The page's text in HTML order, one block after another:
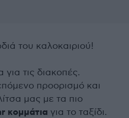
του καλοκαιριού!
τις διακοπές.
προορισμό και
μας με τα πιο
κομμάτια για το ταξίδι.